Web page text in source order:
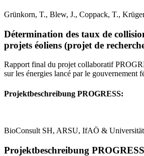
Grünkorn, T., Blew, J., Coppack, T.,
Détermination des taux de
projets éoliens (projet de
Rapport final du projet collaboratif
sur les énergies lancé par le gouvernement
Projektbeschreibung PROGRESS:
BioConsult SH, ARSU, IfAÖ &
Projektbeschreibung PROGRESS